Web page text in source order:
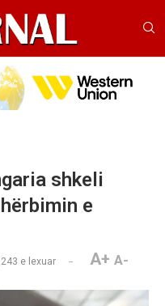
shkeli
e
e lexuar A+ A-